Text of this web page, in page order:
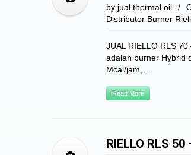
by jual thermal oil /
Distributor Burner
JUAL RIELLO RLS
adalah burner Hybrid
Mcal/jam, ...
Read More
RIELLO RLS 50